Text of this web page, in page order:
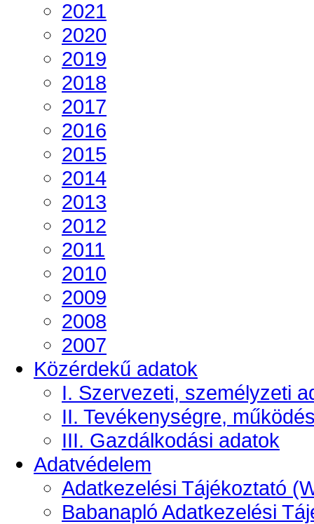
2021
2020
2019
2018
2017
2016
2015
2014
2013
2012
2011
2010
2009
2008
2007
Közérdekű adatok
I. Szervezeti, személyzeti
II. Tevékenységre,
III. Gazdálkodási adatok
Adatvédelem
Adatkezelési Tájékoztató
Babanapló Adatkezelési